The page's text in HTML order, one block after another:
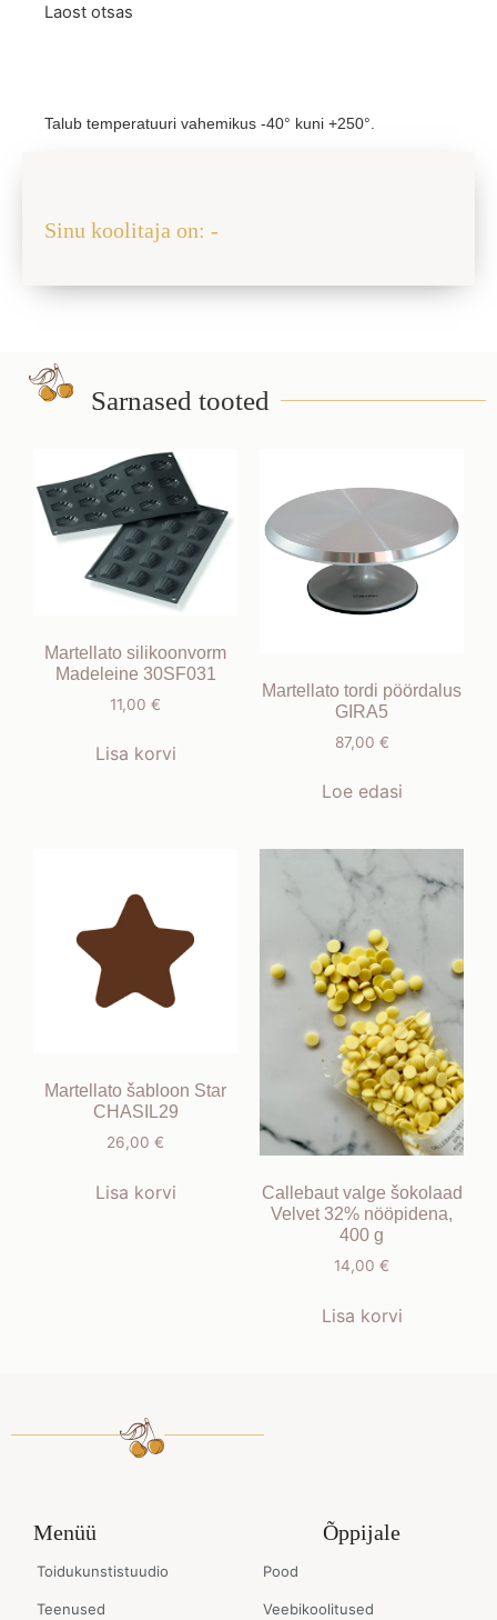
Laost otsas
Talub temperatuuri vahemikus -40° kuni +250°.
Sinu koolitaja on: -
Sarnased tooted
Martellato silikoonvorm
Madeleine 30SF031
11,00 €
Lisa korvi
Martellato tordi pöördalus
GIRA5
87,00 €
Loe edasi
Martellato šabloon Star
CHASIL29
26,00 €
Lisa korvi
Callebaut valge šokolaad
Velvet 32% nööpidena,
400 g
14,00 €
Lisa korvi
Menüü
Toidukunstistuudio
Teenused
Õppijale
Pood
Veebikoolitused